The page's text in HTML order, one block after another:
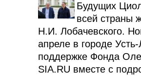
Будущих
всей страны
Н.И. Лобачевского.
апреле в городе
поддержке Фонда
SIA.RU вместе с